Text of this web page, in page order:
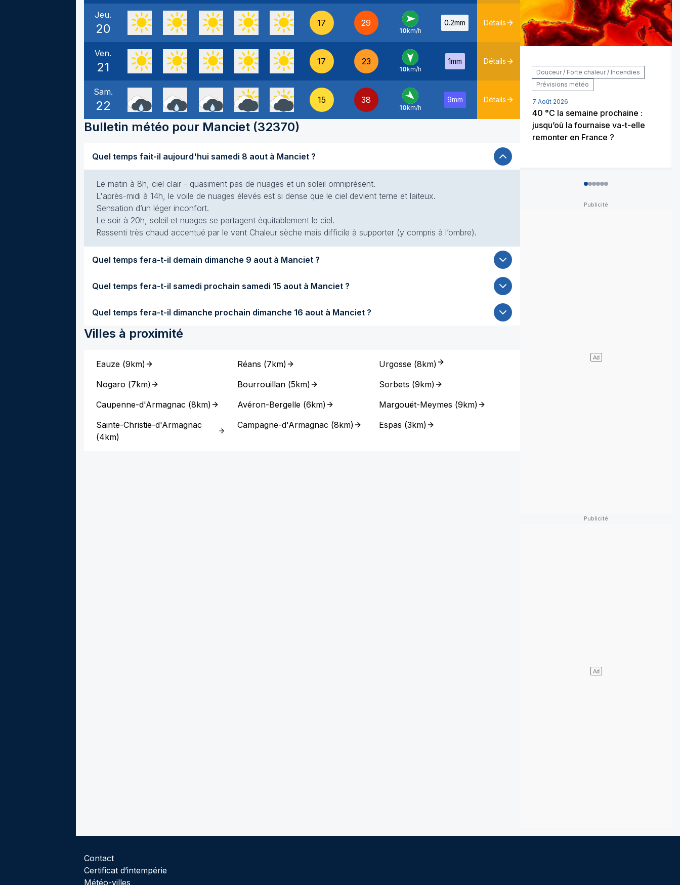
Jeu.
20 17 29
O -
10km/h
0.2mm Détails
Ven.
21 17 23
N -
10km/h
1mm Détails
Sam.
22 15 38
NO -
10km/h
9mm Détails
Bulletin météo pour Manciet (32370)
Quel temps fait-il aujourd'hui samedi 8 aout à Manciet ?
Le matin à 8h, ciel clair - quasiment pas de nuages et un soleil omniprésent.
L'après-midi à 14h, le voile de nuages élevés est si dense que le ciel devient terne et laiteux.
Sensation d’un léger inconfort.
Le soir à 20h, soleil et nuages se partagent équitablement le ciel.
Ressenti très chaud accentué par le vent Chaleur sèche mais difficile à supporter (y compris à l’ombre).
Quel temps fera-t-il demain dimanche 9 aout à Manciet ?
Quel temps fera-t-il samedi prochain samedi 15 aout à Manciet ?
Quel temps fera-t-il dimanche prochain dimanche 16 aout à Manciet ?
Villes à proximité
Eauze (9km)
Nogaro (7km)
Caupenne-d'Armagnac (8km)
Sainte-Christie-d'Armagnac
(4km)
Réans (7km)
Bourrouillan (5km)
Avéron-Bergelle (6km)
Campagne-d'Armagnac (8km)
Urgosse(8km)
Sorbets (9km)
Margouët-Meymes (9km)
Espas (3km)
Douceur / Forte chaleur / Incendies
Prévisions météo
7 Août 2026
40 °C la semaine prochaine :
jusqu’où la fournaise va-t-elle
remonter en France ?
Contact
Certificat d’intempérie
Météo-villes